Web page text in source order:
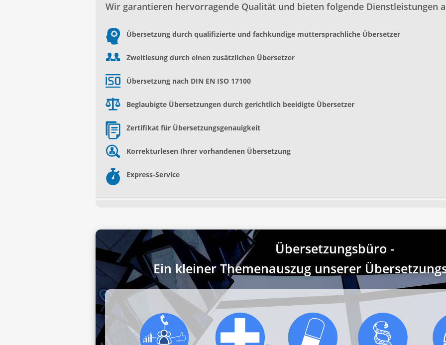
Wir garantieren hervorragende Qualität und bieten folgende Dienstleistungen
Übersetzung durch qualifizierte und fachkundige muttersprachliche Übersetzer
Zweitlesung durch einen zusätzlichen Übersetzer
Übersetzung nach DIN EN ISO 17100
Beglaubigte Übersetzungen durch gerichtlich beeidigte Übersetzer
Zertifikat für Übersetzungsgenauigkeit
Korrekturlesen Ihrer vorhandenen Übersetzung
Express-Service
Übersetzungsbüro -
Ein kleiner Themenauszug unserer